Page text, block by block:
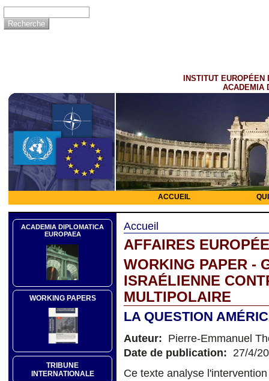
INSTITUT EUROPÉEN
ACADEMIA
ACCUEIL
ACADEMIA DIPLOMATICA
EUROPAEA
WORKING PAPERS
TRIBUNE
INTERNATIONALE
Accueil
AFFAIRES
WORKING PAPER -
ISRAÉLIENNE
MULTIPOLAIRE
LA QUESTION
Auteur: Pierre-Emmanuel
Date de publication: 27/4/
Ce texte analyse